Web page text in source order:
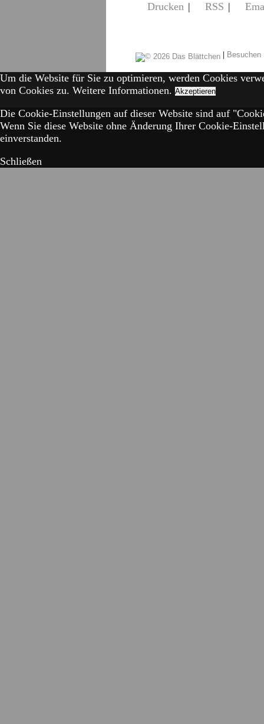
Drucken | RSS |
|
Um die Website für Sie zu optimieren, werden Cookies
von Cookies zu. Weitere Informationen. Akzeptieren
Die Cookie-Einstellungen auf dieser Website sind auf
Wenn Sie diese Website ohne Änderung Ihrer Cookie-
einverstanden.
Schließen